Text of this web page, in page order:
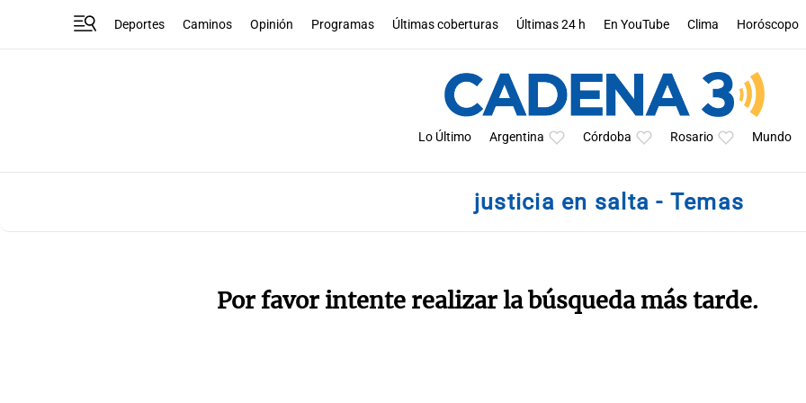
Deportes Caminos Opinión Programas Últimas coberturas Últimas 24 h En YouTube Clima Horóscopo
Lo Último Argentina Córdoba Rosario Mundo
justicia en salta - Temas
Por favor intente realizar la búsqueda más tarde.